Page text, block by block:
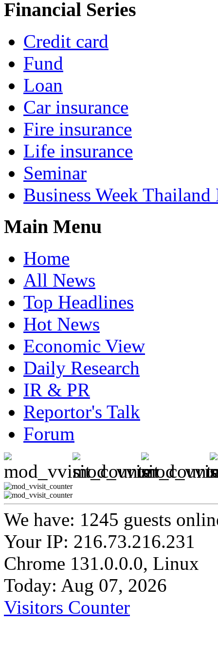
Financial Series
Credit card
Fund
Loan
Car insurance
Fire insurance
Life insurance
Seminar
Business Week Thailand
Main Menu
Home
All News
Top Headlines
Hot News
Economic View
Daily Research
IR & PR
Reportor's Talk
Forum
We have: 1245 guests
Your IP: 216.73.216.231
Chrome 131.0.0.0, Linux
Today: Aug 07, 2026
Visitors Counter